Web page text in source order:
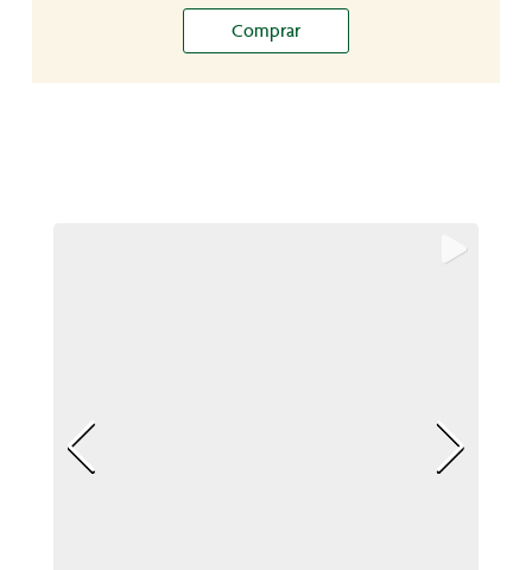
Comprar